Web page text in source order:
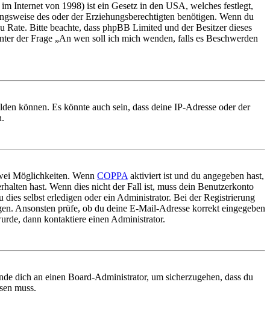
Internet von 1998) ist ein Gesetz in den USA, welches festlegt,
des oder der Erziehungsberechtigten benötigen. Wenn du
Bitte beachte, dass phpBB Limited und der Besitzer dieses
der Frage „An wen soll ich mich wenden, falls es Beschwerden
können. Es könnte auch sein, dass deine IP-Adresse oder der
Möglichkeiten. Wenn COPPA aktiviert ist und du angegeben hast,
hast. Wenn dies nicht der Fall ist, muss dein Benutzerkonto
selbst erledigen oder ein Administrator. Bei der Registrierung
Ansonsten prüfe, ob du deine E-Mail-Adresse korrekt eingegeben
dann kontaktiere einen Administrator.
dich an einen Board-Administrator, um sicherzugehen, dass du
muss.